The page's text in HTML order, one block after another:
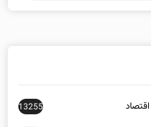
اقتصاد 13255